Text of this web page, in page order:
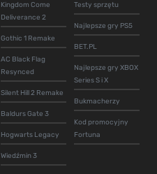
Kingdom Come
Deliverance 2
Gothic 1 Remake
AC Black Flag
Resynced
Silent Hill 2 Remake
Baldurs Gate 3
Hogwarts Legacy
Wiedźmin 3
Testy sprzętu
Najlepsze gry PS5
BET.PL
Najlepsze gry XBOX
Series S i X
Bukmacherzy
Kod promocyjny
Fortuna